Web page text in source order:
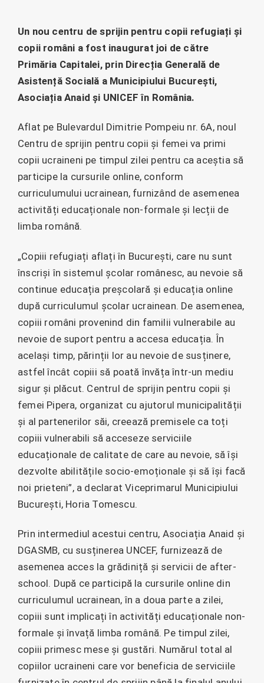
Un nou centru de sprijin pentru copii refugiați și
copii români a fost inaugurat joi de către
Primăria Capitalei, prin Direcția Generală de
Asistență Socială a Municipiului București,
Asociația Anaid și UNICEF în România.
Aflat pe Bulevardul Dimitrie Pompeiu nr. 6A, noul
Centru de sprijin pentru copii și femei va primi
copii ucraineni pe timpul zilei pentru ca aceștia să
participe la cursurile online, conform
curriculumului ucrainean, furnizând de asemenea
activități educaționale non-formale și lecții de
limba română.
„Copiii refugiați aflați în București, care nu sunt
înscriși în sistemul școlar românesc, au nevoie să
continue educația preșcolară și educația online
după curriculumul școlar ucrainean. De asemenea,
copiii români provenind din familii vulnerabile au
nevoie de suport pentru a accesa educația. În
același timp, părinții lor au nevoie de susținere,
astfel încât copiii să poată învăța într-un mediu
sigur și plăcut. Centrul de sprijin pentru copii și
femei Pipera, organizat cu ajutorul municipalității
și al partenerilor săi, creează premisele ca toți
copiii vulnerabili să acceseze serviciile
educaționale de calitate de care au nevoie, să își
dezvolte abilitățile socio-emoționale și să își facă
noi prieteni”, a declarat Viceprimarul Municipiului
București, Horia Tomescu.
Prin intermediul acestui centru, Asociația Anaid și
DGASMB, cu susținerea UNCEF, furnizează de
asemenea acces la grădiniță și servicii de after-
school. După ce participă la cursurile online din
curriculumul ucrainean, în a doua parte a zilei,
copiii sunt implicați în activități educaționale non-
formale și învață limba română. Pe timpul zilei,
copiii primesc mese și gustări. Numărul total al
copiilor ucraineni care vor beneficia de serviciile